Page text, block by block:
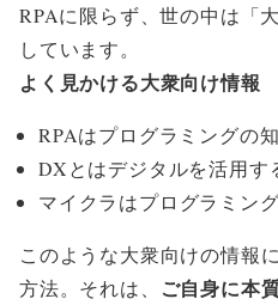
RPAに限らず、世の中は「
しています。
よく見かける大衆向け情報
RPAはプログラミングの
DXとはデジタルを活用す
マイクラはプログラミン
このような大衆向けの情報
方法。それは、
ご自身に本